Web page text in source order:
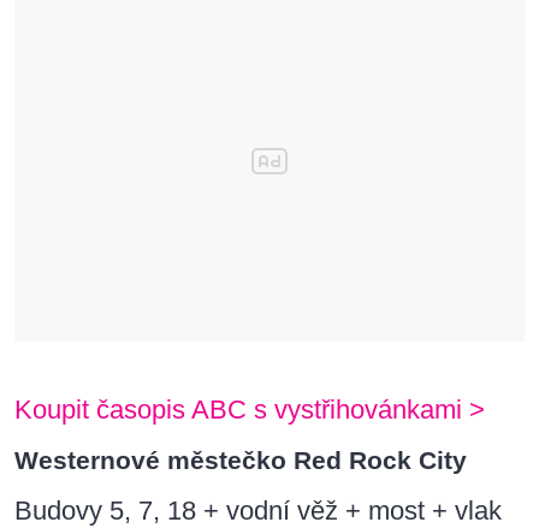
Koupit časopis ABC s vystřihovánkami >
Westernové městečko Red Rock City
Budovy 5, 7, 18 + vodní věž + most + vlak